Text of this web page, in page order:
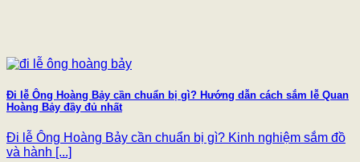
Đi lễ Ông Hoàng Bảy cần chuẩn bị gì? Hướng dẫn cách sắm lễ Quan
Hoàng Bảy đầy đủ nhất
Đi lễ Ông Hoàng Bảy cần chuẩn bị gì? Kinh nghiệm sắm đồ
và hành [...]